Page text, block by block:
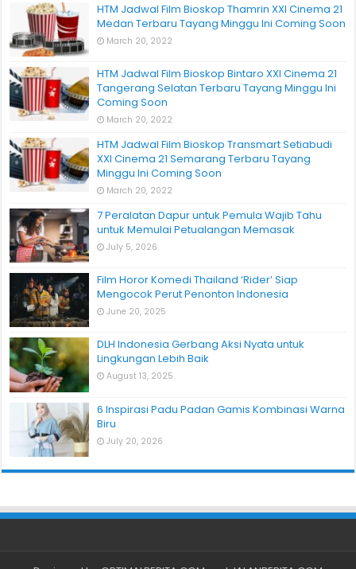
HTM Jadwal Film Bioskop Thamrin XXI Cinema 21
Medan Terbaru Tayang Minggu Ini Coming Soon
March 20, 2022
HTM Jadwal Film Bioskop Bintaro XXI Cinema 21
Tangerang Selatan Terbaru Tayang Minggu Ini
Coming Soon
March 20, 2022
HTM Jadwal Film Bioskop Transmart Setiabudi
XXI Cinema 21 Semarang Terbaru Tayang
Minggu Ini Coming Soon
March 20, 2022
7 Peralatan Dapur untuk Pemula Wajib Tahu
untuk Memulai Petualangan Memasak
July 5, 2026
Film Horor Komedi Thailand ‘Rider’ Siap
Mengocok Perut Penonton Indonesia
June 20, 2025
DLH Indonesia Gerbang Aksi Nyata untuk
Lingkungan Lebih Baik
August 13, 2025
6 Inspirasi Padu Padan Gamis Kombinasi Warna
Biru
July 20, 2026